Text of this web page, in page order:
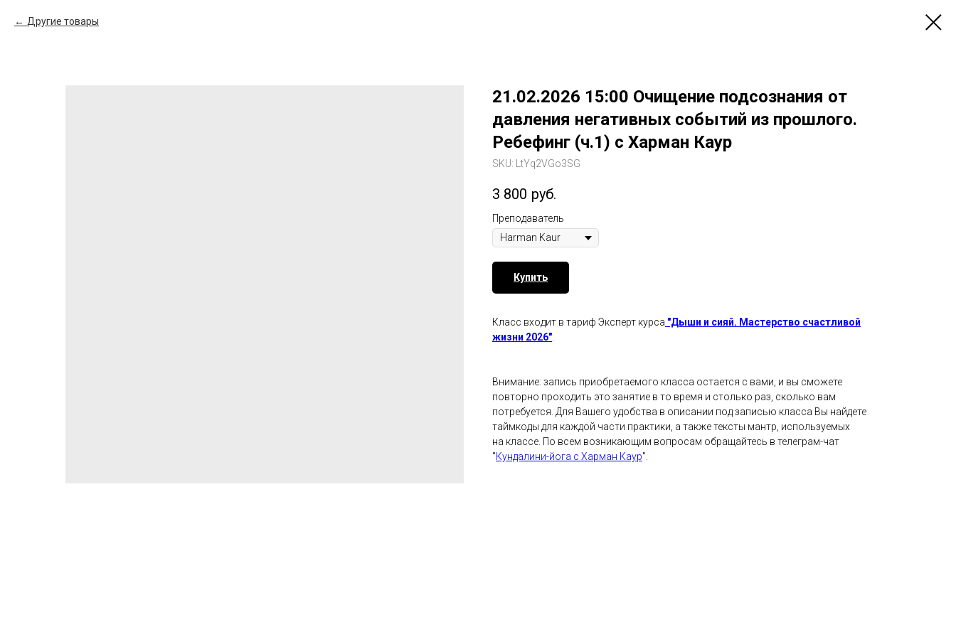
Другие товары
21.02.2026 15:00 Очищение подсознания от
давления негативных событий из прошлого.
Ребефинг (ч.1) с Харман Каур
SKU: LtYq2VGo3SG
3 800 руб.
Преподаватель
Купить
Класс входит в тариф Эксперт курса "Дыши и сияй. Мастерство счастливой
жизни 2026".
Внимание: запись приобретаемого класса остается с вами, и вы сможете
повторно проходить это занятие в то время и столько раз, сколько вам
потребуется. Для Вашего удобства в описании под записью класса Вы найдете
таймкоды для каждой части практики, а также тексты мантр, используемых
на классе. По всем возникающим вопросам обращайтесь в телеграм-чат
"Кундалини-йога с Харман Каур".